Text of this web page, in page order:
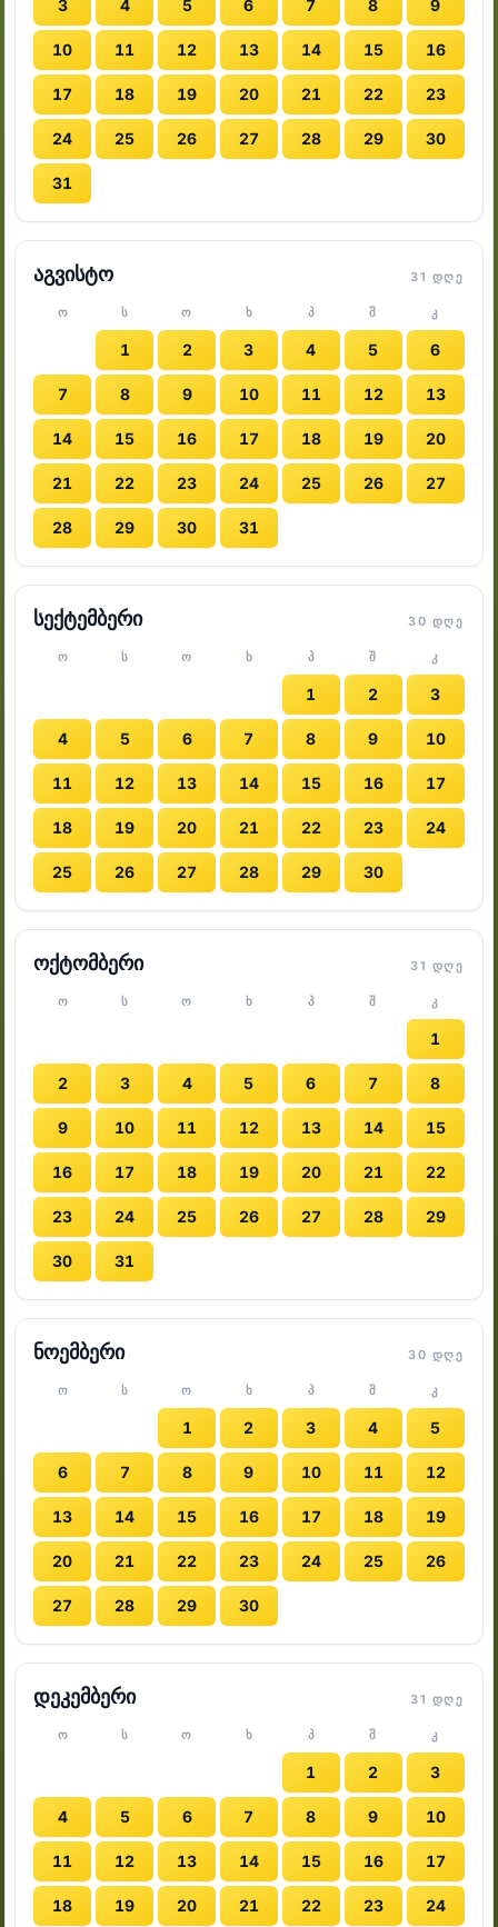
3 4 5 6 7 8 9
10 11 12 13 14 15 16
17 18 19 20 21 22 23
24 25 26 27 28 29 30
31
აგვისტო 31 ᲓᲦᲔ
Ო Ს Ო Ხ Პ Შ Კ
1 2 3 4 5 6
7 8 9 10 11 12 13
14 15 16 17 18 19 20
21 22 23 24 25 26 27
28 29 30 31
სექტემბერი 30 ᲓᲦᲔ
Ო Ს Ო Ხ Პ Შ Კ
1 2 3
4 5 6 7 8 9 10
11 12 13 14 15 16 17
18 19 20 21 22 23 24
25 26 27 28 29 30
ოქტომბერი 31 ᲓᲦᲔ
Ო Ს Ო Ხ Პ Შ Კ
1
2 3 4 5 6 7 8
9 10 11 12 13 14 15
16 17 18 19 20 21 22
23 24 25 26 27 28 29
30 31
ნოემბერი 30 ᲓᲦᲔ
Ო Ს Ო Ხ Პ Შ Კ
1 2 3 4 5
6 7 8 9 10 11 12
13 14 15 16 17 18 19
20 21 22 23 24 25 26
27 28 29 30
დეკემბერი 31 ᲓᲦᲔ
Ო Ს Ო Ხ Პ Შ Კ
1 2 3
4 5 6 7 8 9 10
11 12 13 14 15 16 17
18 19 20 21 22 23 24